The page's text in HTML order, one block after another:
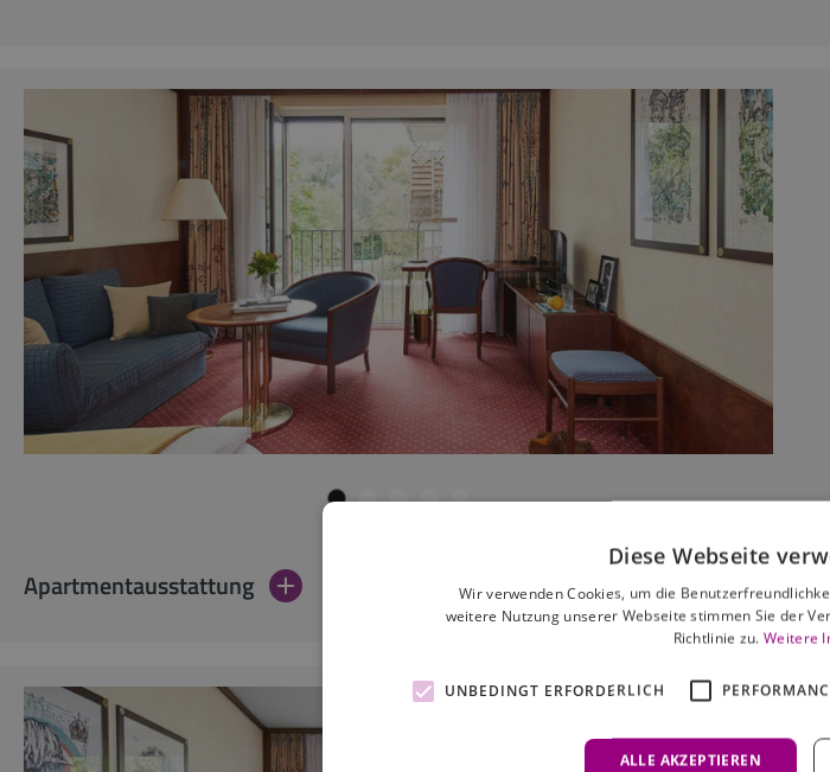
Apartmentausstattung
Diese Webseite
Wir verwenden Cookies, um die
weitere Nutzung unserer Webseite stimmen Sie der
Richtlinie zu.Weitere
UNBEDINGT ERFORDERLICH
ALLE AKZEPTIEREN